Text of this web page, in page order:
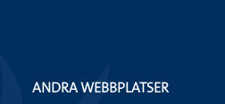
ANDRA WEBBPLATSER